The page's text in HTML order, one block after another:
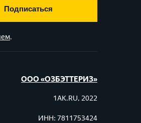
Подписаться
.
ООО «ОЗБЭТТЕРИЗ»
1AK.RU, 2022
ИНН: 7811753424